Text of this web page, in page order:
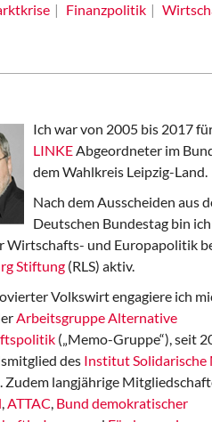
Finanzpolitik
Ich war von 2005 bis 2017
LINKEAbgeordneter im
dem Wahlkreis Leipzig-Land.
Nach dem Ausscheiden aus
Deutschen Bundestag bin
Wirtschafts- und Europapolitik
Stiftung (RLS) aktiv.
Volkswirt engagiere ich
Arbeitsgruppe Alternative
(„Memo-Gruppe“), seit
des Institut Solidarische
Zudem langjährige
,ATTAC, Bund demokratischer